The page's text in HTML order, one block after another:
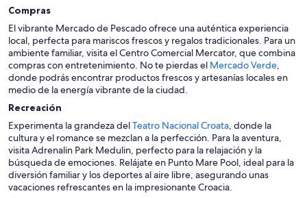
Compras
El vibrante Mercado de Pescado ofrece una auténtica experiencia
local, perfecta para mariscos frescos y regalos tradicionales. Para un
ambiente familiar, visita el Centro Comercial Mercator, que combina
compras con entretenimiento. No te pierdas el Mercado Verde,
donde podrás encontrar productos frescos y artesanías locales en
medio de la energía vibrante de la ciudad.
Recreación
Experimenta la grandeza delTeatro Nacional Croata, donde la
cultura y el romance se mezclan a la perfección. Para la aventura,
visita Adrenalin Park Medulin, perfecto para la relajación y la
búsqueda de emociones. Relájate en Punto Mare Pool, ideal para la
diversión familiar y los deportes al aire libre, asegurando unas
vacaciones refrescantes en la impresionante Croacia.